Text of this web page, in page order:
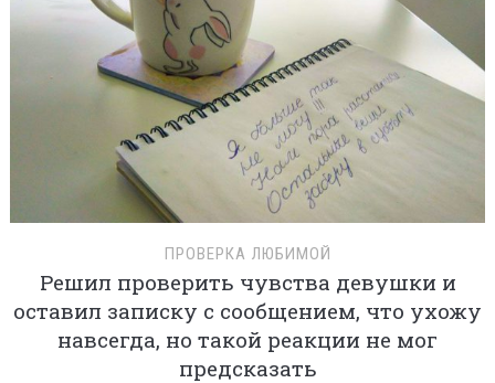
ПРОВЕРКА ЛЮБИМОЙ
Решил проверить чувства девушки и
оставил записку с сообщением, что ухожу
навсегда, но такой реакции не мог
предсказать